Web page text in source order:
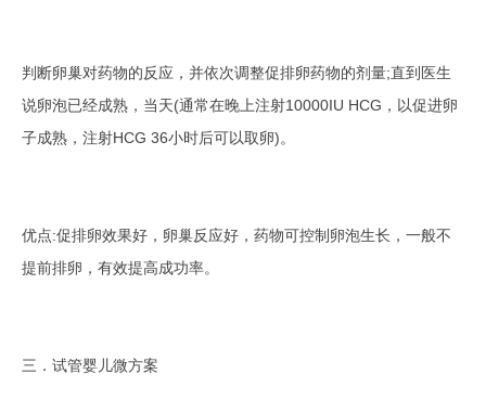
判断卵巢对药物的反应，并依次调整促排卵药物的剂量;直到医生
说卵泡已经成熟，当天(通常在晚上注射10000IU HCG，以促进卵
子成熟，注射HCG 36小时后可以取卵)。
优点:促排卵效果好，卵巢反应好，药物可控制卵泡生长，一般不
提前排卵，有效提高成功率。
三．试管婴儿微方案